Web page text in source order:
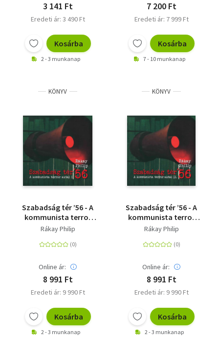
3 141 Ft
Eredeti ár: 3 490 Ft
Kosárba
2 - 3 munkanap
7 200 Ft
Eredeti ár: 7 999 Ft
Kosárba
7 - 10 munkanap
KÖNYV
Szabadság tér ’56 - A
kommunista terror
aktái I.
Rákay Philip
Online ár:
8 991 Ft
Eredeti ár: 9 990 Ft
Kosárba
2 - 3 munkanap
KÖNYV
Szabadság tér ’56 - A
kommunista terror
aktái II.
Rákay Philip
Online ár:
8 991 Ft
Eredeti ár: 9 990 Ft
Kosárba
2 - 3 munkanap